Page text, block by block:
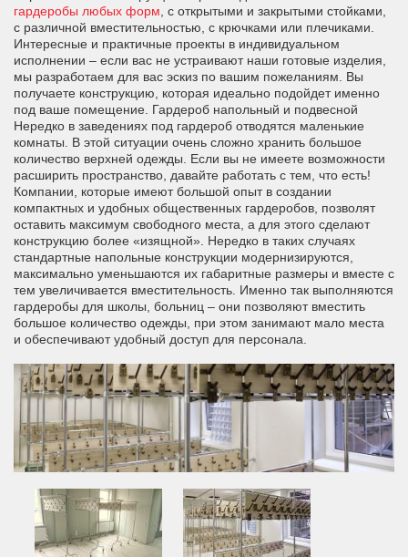
гардеробы любых форм , с открытыми и закрытыми стойками,
с различной вместительностью, с крючками или плечиками.
Интересные и практичные проекты в индивидуальном
исполнении – если вас не устраивают наши готовые изделия,
мы разработаем для вас эскиз по вашим пожеланиям. Вы
получаете конструкцию, которая идеально подойдет именно
под ваше помещение. Гардероб напольный и подвесной
Нередко в заведениях под гардероб отводятся маленькие
комнаты. В этой ситуации очень сложно хранить большое
количество верхней одежды. Если вы не имеете возможности
расширить пространство, давайте работать с тем, что есть!
Компании, которые имеют большой опыт в создании
компактных и удобных общественных гардеробов, позволят
оставить максимум свободного места, а для этого сделают
конструкцию более «изящной». Нередко в таких случаях
стандартные напольные конструкции модернизируются,
максимально уменьшаются их габаритные размеры и вместе с
тем увеличивается вместительность. Именно так выполняются
гардеробы для школы, больниц – они позволяют вместить
большое количество одежды, при этом занимают мало места
и обеспечивают удобный доступ для персонала.